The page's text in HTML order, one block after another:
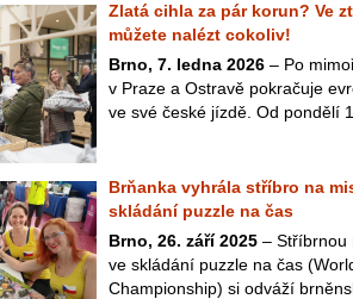
Zlatá cihla za pár korun? Ve
můžete nalézt cokoliv!
Brno, 7. ledna 2026 – Po
v Praze a Ostravě pokračuje
ve své české jízdě. Od pondělí
Brňanka vyhrála stříbro na
skládání puzzle na čas
Brno, 26. září 2025 – Stříbrnou
ve skládání puzzle na čas
Championship) si odváží